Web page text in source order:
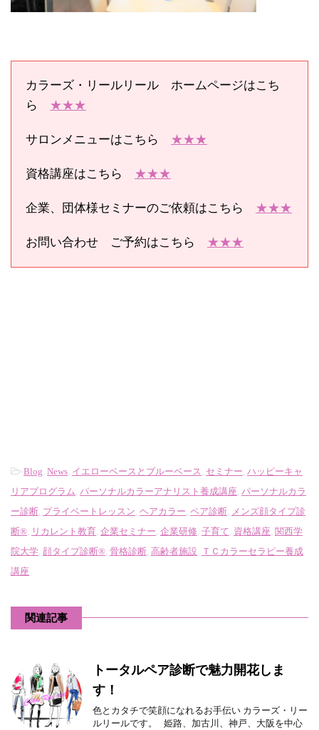
カラーズ・リールリール ホームページはこち
ら ★★★
サロンメニューはこちら ★★★
資格講座はこちら ★★★
企業、団体様セミナーのご依頼はこちら ★★★
お問い合わせ ご予約はこちら ★★★
-Blog, News, イエローベースとブルーベース , セミナー, ハッピーキャ
リアプログラム, パーソナルカラーアナリスト養成講座, パーソナルカラ
ー診断, プライベートレッスン, ヘアカラー, ペア診断, メンズ顔タイプ診
断®, リカレント教育, 企業セミナー, 企業研修, 子育て, 資格講座, 関西学
院大学, 顔タイプ診断®, 骨格診断, 高齢者施設, ＴＣカラーセラピー養成
講座
関連記事
トータルペア診断で魅力開花しま
す！
色とカタチで笑顔になれるお手伝い カラーズ・リー
ルリールです。 姫路、加古川、神戸、大阪を中心